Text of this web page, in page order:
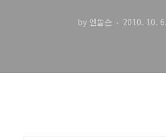
by 엔돌슨 2010. 10. 6.